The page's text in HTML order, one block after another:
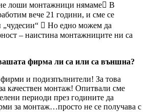
лоши монтажници нямаме В
вече 21 години, и сме се
„чудесии“  Но едно можем да
– наистина монтажниците ни са
фирма ли са или са външна?
и подизпълнители! За това
качествен монтаж! Опитвали сме
периоди през годините да
за монтаж…просто не се получава с